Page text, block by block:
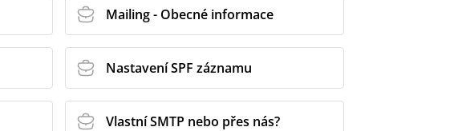
Mailing - Obecné informace
Nastavení SPF záznamu
Vlastní SMTP nebo přes nás?